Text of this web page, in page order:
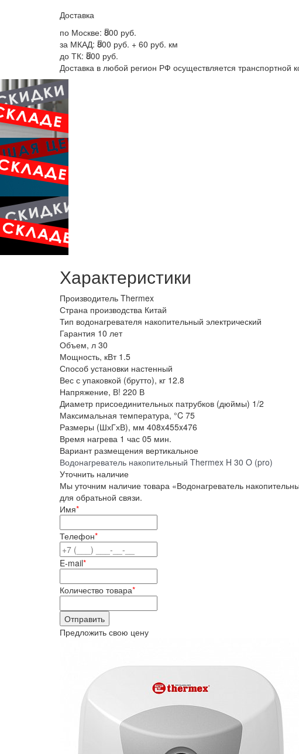
Доставка
по Москве: 800 руб.
за МКАД: 800 руб. + 60 руб. км
до ТК: 800 руб.
Доставка в любой регион РФ осуществляется транспортной
Характеристики
Производитель Thermex
Страна производства Китай
Тип водонагревателя накопительный электрический
Гарантия 10 лет
Объем, л 30
Мощность, кВт 1.5
Способ установки настенный
Вес с упаковкой (брутто), кг 12.8
Напряжение, В! 220 В
Диаметр присоединительных патрубков (дюймы) 1/2
Максимальная температура, °C 75
Размеры (ШхГхВ), мм 408x455x476
Время нагрева 1 час 05 мин.
Вариант размещения вертикальное
Водонагреватель накопительный Thermex H 30 O (pro)
Уточнить наличие
Мы уточним наличие товара «Водонагреватель
для обратьной связи.
Имя*
Телефон*
E-mail*
Количество товара*
Предложить свою цену